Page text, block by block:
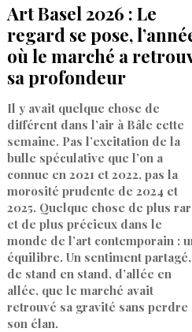
Art Basel 2026 : Le
regard se pose,
où le marché a
sa profondeur
Il y avait quelque chose de
différent dans l’air à Bâle cette
semaine. Pas l’excitation de la
bulle spéculative que l’on a
connue en 2021 et 2022, pas la
morosité prudente de 2024 et
2025. Quelque chose de plus
et de plus précieux dans le
monde de l’art contemporain :
équilibre. Un sentiment partagé,
de stand en stand, d’allée en
allée, que le marché avait
retrouvé sa gravité sans perdre
son élan.